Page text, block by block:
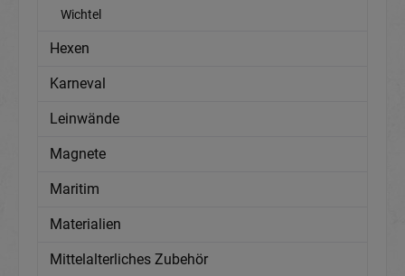
Wichtel
Hexen
Karneval
Leinwände
Magnete
Maritim
Materialien
Mittelalterliches Zubehör